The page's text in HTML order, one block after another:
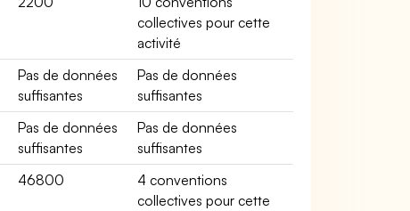
collectives pour cette
activité
Pas de données
suffisantes
Pas de données
suffisantes
Pas de données
suffisantes
Pas de données
suffisantes
46800
4 conventions
collectives pour cette